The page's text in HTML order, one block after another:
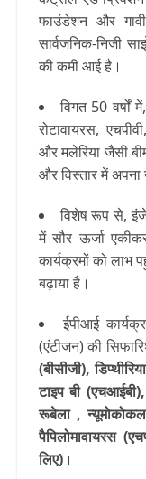
फाउंडेशन और
सार्वजनिक-निजी
की कमी आई है।
विगत 50
रोटावायरस,
और मलेरिया जैसी
और विस्तार में अपना
विशेष रूप से,
में सौर ऊर्जा
कार्यक्रमों को लाभ
बढ़ाया है।
ईपीआई
(एंटीजन) की
(बीसीजी),
टाइप बी
रूबेला , न्यूमोकोकल
पैपिलोमावायरस
लिए) ।